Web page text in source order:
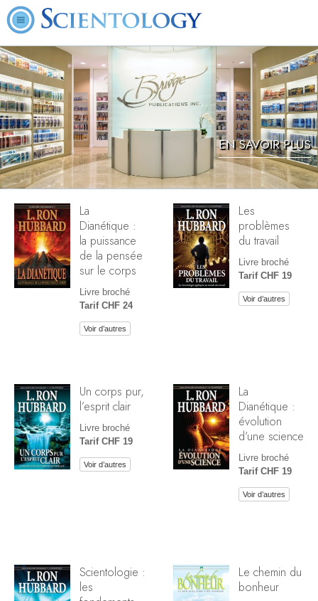
EN SAVOIR PLUS
La
Dianétique :
la puissance
de la pensée
sur le corps
Livre broché
Tarif CHF 24
Voir d’autres
Les
problèmes
du travail
Livre broché
Tarif CHF 19
Voir d’autres
Un corps pur,
l’esprit clair
Livre broché
Tarif CHF 19
Voir d’autres
La
Dianétique :
évolution
d’une science
Livre broché
Tarif CHF 19
Voir d’autres
Scientologie :
les
Le chemin du
bonheur